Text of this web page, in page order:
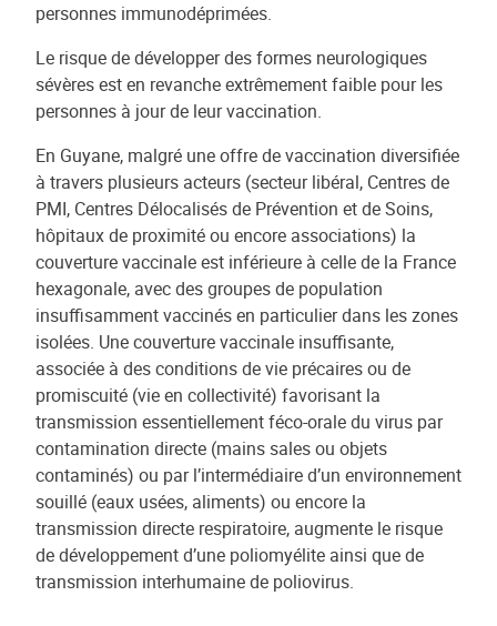
personnes immunodéprimées.
Le risque de développer des formes neurologiques
sévères est en revanche extrêmement faible pour les
personnes à jour de leur vaccination.
En Guyane, malgré une offre de vaccination diversifiée
à travers plusieurs acteurs (secteur libéral, Centres de
PMI, Centres Délocalisés de Prévention et de Soins,
hôpitaux de proximité ou encore associations) la
couverture vaccinale est inférieure à celle de la France
hexagonale, avec des groupes de population
insuffisamment vaccinés en particulier dans les zones
isolées. Une couverture vaccinale insuffisante,
associée à des conditions de vie précaires ou de
promiscuité (vie en collectivité) favorisant la
transmission essentiellement féco-orale du virus par
contamination directe (mains sales ou objets
contaminés) ou par l’intermédiaire d’un environnement
souillé (eaux usées, aliments) ou encore la
transmission directe respiratoire, augmente le risque
de développement d’une poliomyélite ainsi que de
transmission interhumaine de poliovirus.